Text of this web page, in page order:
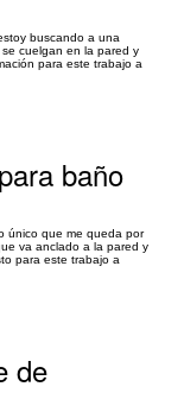
buscando a una
cuelgan en la pared y
para este trabajo a
baño
único que me queda por
va anclado a la pared y
para este trabajo a
de